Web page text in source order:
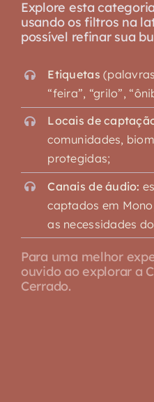
Explore esta
usando os filtros na
possível refinar sua
Etiquetas
“feira”, “grilo”,
Locais de
comunidades,
protegidas;
Canais de áudio:
captados em
as necessidades
Para uma melhor
ouvido ao explorar a
Cerrado.